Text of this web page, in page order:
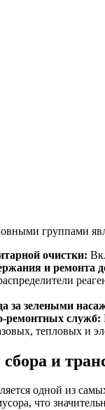
группами
очистки:
и ремонта
за зелеными
ремонтных служб:
тепловых и
и
одной из
что